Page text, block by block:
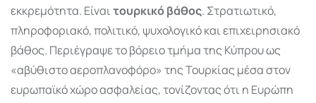
εκκρεμότητα. Είναιτουρκικό βάθος. Στρατιωτικό,
πληροφοριακό, πολιτικό, ψυχολογικό και επιχειρησιακό
βάθος. Περιέγραψε το βόρειο τμήμα της Κύπρου ως
«αβύθιστο αεροπλανοφόρο» της Τουρκίας μέσα στον
ευρωπαϊκό χώρο ασφαλείας, τονίζοντας ότι η Ευρώπη